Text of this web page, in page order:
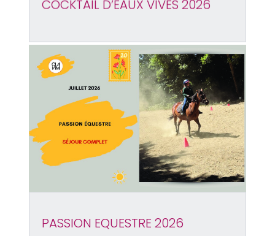
COCKTAIL D’EAUX VIVES 2026
PASSION EQUESTRE 2026